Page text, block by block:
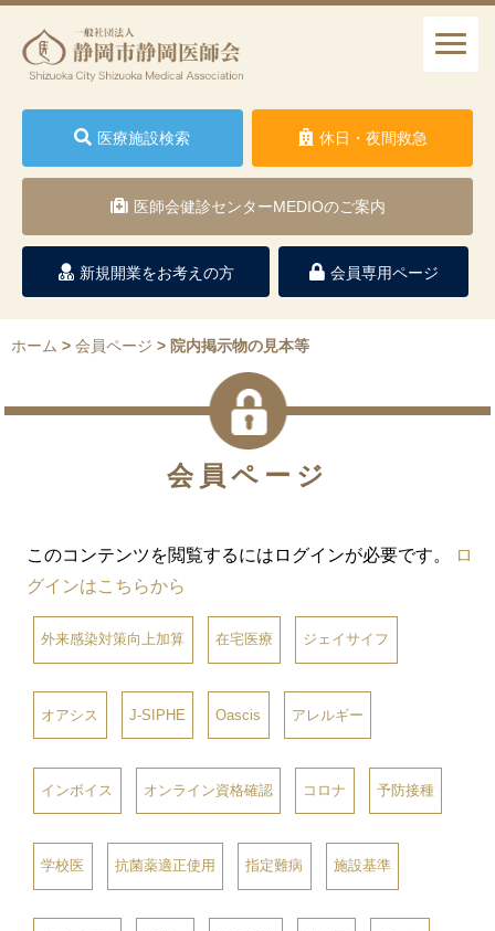
新規開業をお考えの方 会員専用ページ
医療施設検索 休日・夜間救急
医師会健診センターMEDIOのご案内
ホーム > 会員ページ > 院内掲示物の見本等
会員ページ
このコンテンツを閲覧するにはログインが必要です。
ロ
グインはこちらから
外来感染対策向上加算 在宅医療 ジェイサイフ
オアシス J-SIPHE Oascis アレルギー
インボイス オンライン資格確認 コロナ 予防接種
学校医 抗菌薬適正使用 指定難病 施設基準